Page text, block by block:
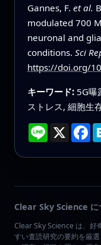
Gannes, F. et al.
modulated 700
neuronal and
conditions. Sci
https://doi.org/
キーワード: 5G曝
ストレス, 細胞生
Line X
Clear Sky Science に
Clear Sky Science は、好
すい査読研究の要約を厳